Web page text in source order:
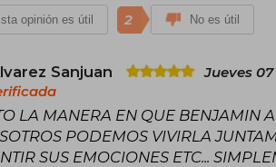
opinión es útil 2 No es útil
Sanjuan
Jueves
LA MANERA EN QUE BENJAMIN
PODEMOS VIVIRLA
SUS EMOCIONES ETC...